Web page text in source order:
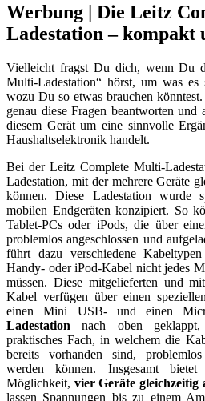
Werbung | Die Leitz
Ladestation – kompakt
Vielleicht fragst Du dich, wenn Du
Multi-Ladestation“ hörst, um was
wozu Du so etwas brauchen
genau diese Fragen beantworten
diesem Gerät um eine sinnvolle
Haushaltselektronik handelt.
Bei der Leitz Complete Multi-
Ladestation, mit der mehrere Geräte
können. Diese Ladestation wurde
mobilen Endgeräten konzipiert. So
Tablet-PCs oder iPods, die über
problemlos angeschlossen und
führt dazu verschiedene
Handy- oder iPod-Kabel nicht jedes
müssen. Diese mitgelieferten und
Kabel verfügen über einen
einen Mini USB- und einen
Ladestation nach oben
praktisches Fach, in welchem die
bereits vorhanden sind,
werden können. Insgesamt
Möglichkeit, vier Geräte gleichzeitig
lassen Spannungen bis zu einem